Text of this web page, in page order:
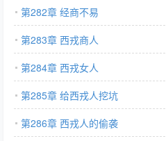
第282章 经商不易
第283章 西戎商人
第284章 西戎女人
第285章 给西戎人挖坑
第286章 西戎人的偷袭